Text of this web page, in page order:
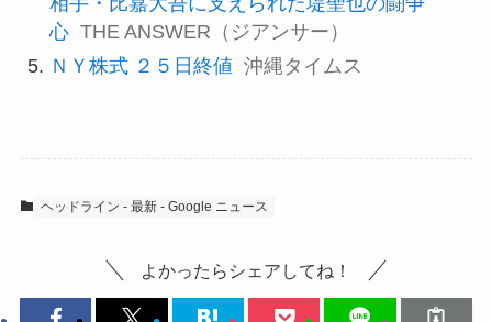
心 THE ANSWER（ジアンサー）
ＮＹ株式 ２５日終値 沖縄タイムス
ヘッドライン - 最新 - Google ニュース
よかったらシェアしてね！